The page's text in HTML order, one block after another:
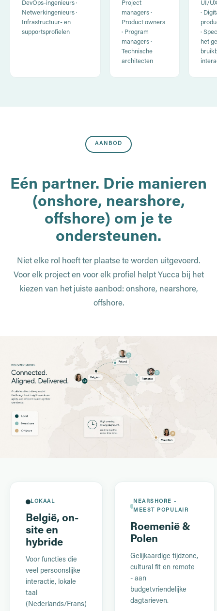
DevOps-ingenieurs ·
Netwerkingenieurs ·
Infrastructuur- en
supportsprofielen
Project
managers ·
Product owners
· Program
managers ·
Technische
architecten
UI/
·
·
het
AANBOD
Eén partner. Drie manieren
(onshore, nearshore,
offshore) om je te
ondersteunen.
Niet elke rol hoeft ter plaatse te worden uitgevoerd.
Voor elk project en voor elk profiel helpt Yucca bij het
kiezen van het juiste aanbod: onshore, nearshore,
offshore.
LOKAAL
België, on-
site en
hybride
Voor functies die
veel persoonslijke
interactie, lokale
taal
(Nederlands/Frans)
NEARSHORE -
MEEST POPULAIR
Roemenië &
Polen
Gelijkaardige tijdzone,
cultural fit en remote
- aan
budgetvriendelijke
dagtarieven.